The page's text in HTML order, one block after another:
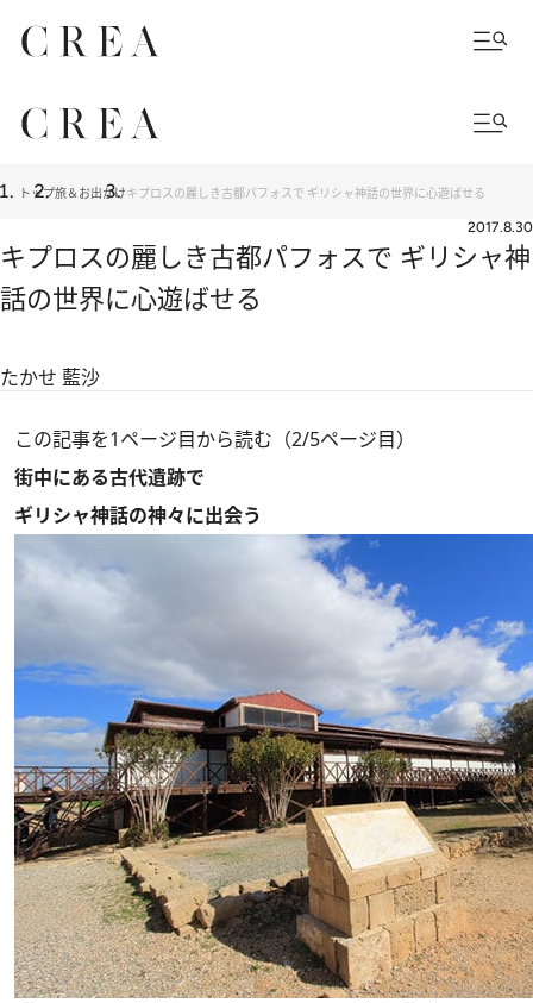
トップ旅＆お出かけキプロスの麗しき古都パフォスで ギリシャ神話の世界に心遊ばせる
2017.8.30
キプロスの麗しき古都パフォスで ギリシャ神
話の世界に心遊ばせる
たかせ 藍沙
この記事を1ページ目から読む（2/5ページ目）
街中にある古代遺跡で
ギリシャ神話の神々に出会う